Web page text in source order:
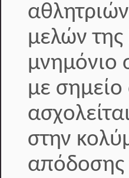
μελών
μνημόνιο
με σημείο
στην
απόδοσης